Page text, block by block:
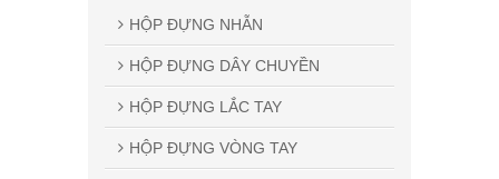
HỘP ĐỰNG NHẪN
HỘP ĐỰNG DÂY CHUYỀN
HỘP ĐỰNG LẮC TAY
HỘP ĐỰNG VÒNG TAY